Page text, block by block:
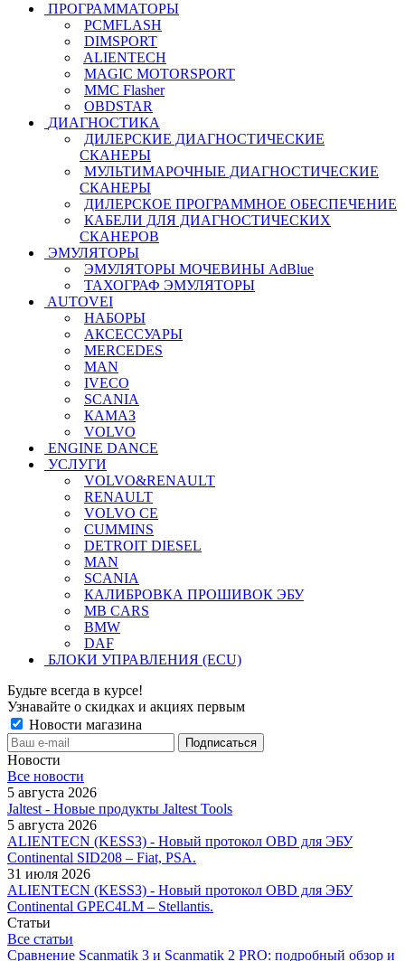
ПРОГРАММАТОРЫ
PCMFLASH
DIMSPORT
ALIENTECH
MAGIC MOTORSPORT
MMC Flasher
OBDSTAR
ДИАГНОСТИКА
ДИЛЕРСКИЕ ДИАГНОСТИЧЕСКИЕ
СКАНЕРЫ
МУЛЬТИМАРОЧНЫЕ ДИАГНОСТИЧЕСКИЕ
СКАНЕРЫ
ДИЛЕРСКОЕ ПРОГРАММНОЕ ОБЕСПЕЧЕНИЕ
КАБЕЛИ ДЛЯ ДИАГНОСТИЧЕСКИХ
СКАНЕРОВ
ЭМУЛЯТОРЫ
ЭМУЛЯТОРЫ МОЧЕВИНЫ АdBlue
ТАХОГРАФ ЭМУЛЯТОРЫ
AUTOVEI
НАБОРЫ
АКСЕССУАРЫ
MERCEDES
MAN
IVECO
SCANIA
КАМАЗ
VOLVO
ENGINE DANCE
УСЛУГИ
VOLVO&RENAULT
RENAULT
VOLVO CE
CUMMINS
DETROIT DIESEL
MAN
SCANIA
КАЛИБРОВКА ПРОШИВОК ЭБУ
MB CARS
BMW
DAF
БЛОКИ УПРАВЛЕНИЯ (ECU)
Будьте всегда в курсе!
Узнавайте о скидках и акциях первым
Новости магазина
Новости
Все новости
5 августа 2026
Jaltest - Новые продукты Jaltest Tools
5 августа 2026
ALIENTECN (KESS3) - Новый протокол OBD для ЭБУ
Continental SID208 – Fiat, PSA.
31 июля 2026
ALIENTECN (KESS3) - Новый протокол OBD для ЭБУ
Continental GPEC4LM – Stellantis.
Статьи
Все статьи
Сравнение Scanmatik 3 и Scanmatik 2 PRO: подробный обзор и